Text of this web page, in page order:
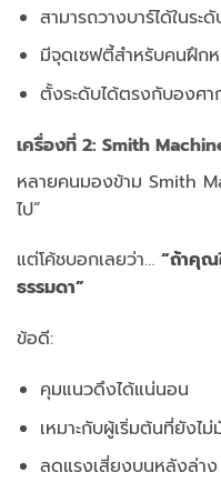
สามารถวางบาร์ได้ในร
มีจุดเซฟตี้สำหรับคนฝึก
ตั้งระดับได้ตรงกับองศ
เครื่องที่ 2: Smith
หลายคนมองข้าม Smith
ไป”
แต่โค้ชบอกเลยว่า… “ถ้าคุณ
ธรรมดา”
ข้อดี:
คุมแนวดึงได้แน่นอน
เหมาะกับผู้เริ่มต้นที่ยังไม่
ลดแรงเสี่ยงบนหลังล่า